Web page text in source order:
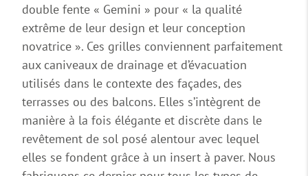
double fente « Gemini » pour « la qualité
extrême de leur design et leur conception
novatrice ». Ces grilles conviennent parfaitement
aux caniveaux de drainage et d’évacuation
utilisés dans le contexte des façades, des
terrasses ou des balcons. Elles s’intègrent de
manière à la fois élégante et discrète dans le
revêtement de sol posé alentour avec lequel
elles se fondent grâce à un insert à paver. Nous